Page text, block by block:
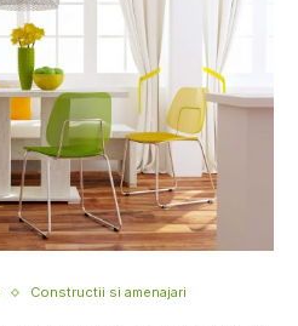
Constructii si amenajari